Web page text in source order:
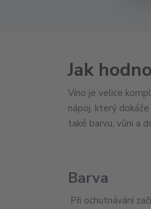
Jak
Víno je velice
nápoj, který
také barvu, vůni a
Barva
Při ochutnávání